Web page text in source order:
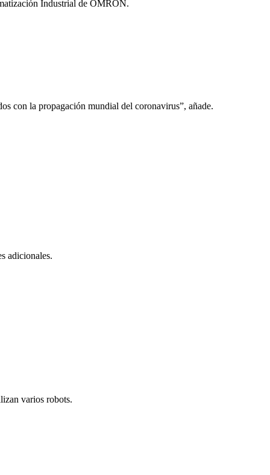
Industrial de OMRON.
con la propagación mundial del coronavirus”, añade.
adicionales.
varios robots.